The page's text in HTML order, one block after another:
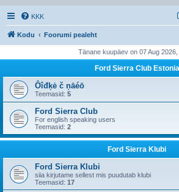
KKK
Kodu Foorumi pealeht
Tänane kuupäev on 07 Aug 2026,
Ford Sierra Club Estonia
Ôîđķė č ņāéō
Teemasid: 5
Ford Sierra Club
For english speaking users
Teemasid: 2
Ford Sierra Klubi
Ford Sierra Klubi
siia kirjutame sellest mis puudutab klubi
Teemasid: 17